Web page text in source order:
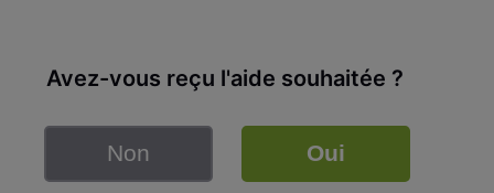
Avez-vous reçu l'aide souhaitée ?
Non Oui